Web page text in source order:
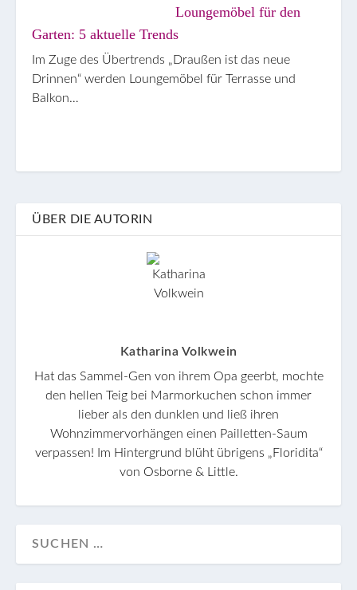
Loungemöbel für den
Garten: 5 aktuelle Trends
Im Zuge des Übertrends „Draußen ist das neue
Drinnen“ werden Loungemöbel für Terrasse und
Balkon…
ÜBER DIE AUTORIN
Katharina Volkwein
Hat das Sammel-Gen von ihrem Opa geerbt, mochte
den hellen Teig bei Marmorkuchen schon immer
lieber als den dunklen und ließ ihren
Wohnzimmervorhängen einen Pailletten-Saum
verpassen! Im Hintergrund blüht übrigens „Floridita“
von Osborne & Little.